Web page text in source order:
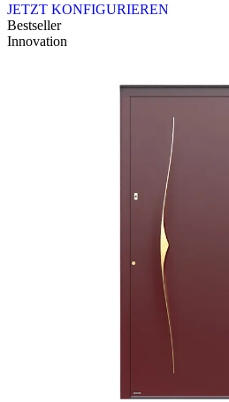
JETZT KONFIGURIEREN
Bestseller
Innovation